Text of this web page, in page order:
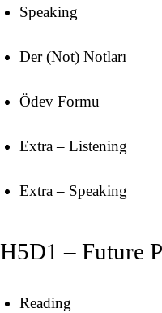
Speaking
Der (Not) Notları
Ödev Formu
Extra – Listening
Extra – Speaking
H5D1 – Future
Reading